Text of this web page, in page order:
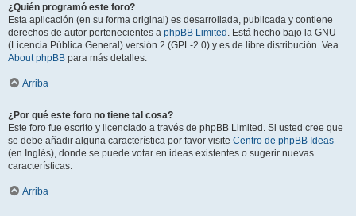
¿Quién programó este foro?
Esta aplicación (en su forma original) es desarrollada, publicada y contiene
derechos de autor pertenecientes a phpBB Limited . Está hecho bajo la GNU
(Licencia Pública General) versión 2 (GPL-2.0) y es de libre distribución. Vea
About phpBB para más detalles.
Arriba
¿Por qué este foro no tiene tal cosa?
Este foro fue escrito y licenciado a través de phpBB Limited. Si usted cree que
se debe añadir alguna característica por favor visite Centro de phpBB Ideas
(en Inglés), donde se puede votar en ideas existentes o sugerir nuevas
características.
Arriba